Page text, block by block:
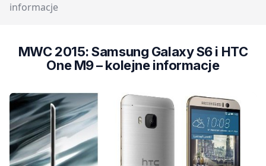
informacje
MWC 2015: Samsung Galaxy S6 i HTC
One M9 – kolejne informacje